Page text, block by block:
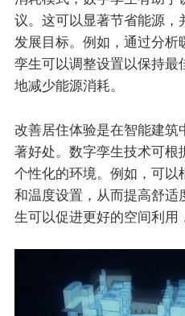
议。这可以显著节省能源
发展目标。例如，通过分
孪生可以调整设置以保持
地减少能源消耗。
改善居住体验是在智能建
著好处。数字孪生技术可
个性化的环境。例如，可
和温度设置，从而提高舒
生可以促进更好的空间利用